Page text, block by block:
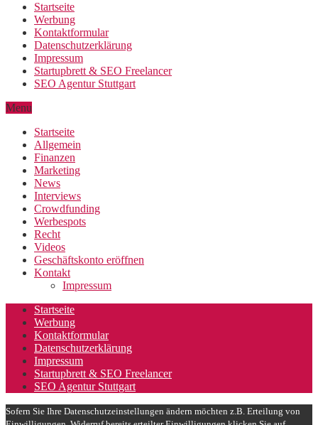
Startseite
Werbung
Kontaktformular
Datenschutzerklärung
Impressum
Startupbrett & SEO Freelancer
SEO Agentur Stuttgart
Menu
Startseite
Allgemein
Finanzen
Marketing
News
Interviews
Crowdfunding
Werbespots
Recht
Videos
Geschäftskonto eröffnen
Kontakt
Impressum
Startseite
Werbung
Kontaktformular
Datenschutzerklärung
Impressum
Startupbrett & SEO Freelancer
SEO Agentur Stuttgart
Sofern Sie Ihre Datenschutzeinstellungen ändern möchten z.B. Erteilung von